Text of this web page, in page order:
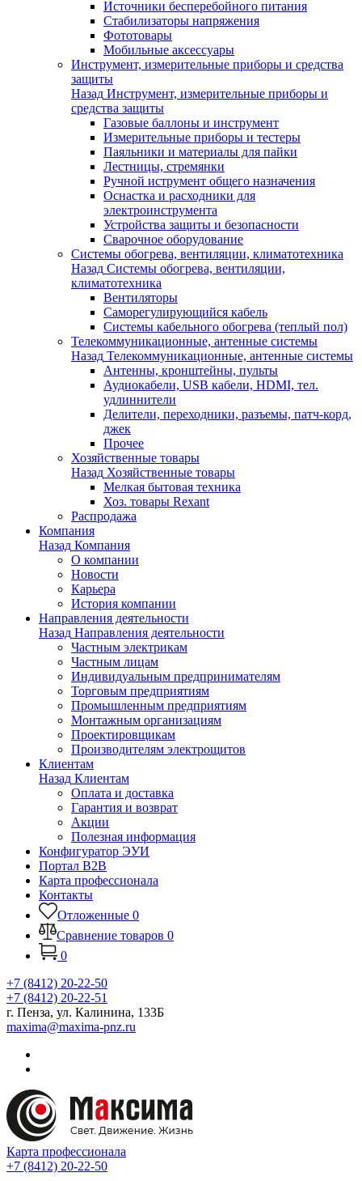
Источники бесперебойного питания
Стабилизаторы напряжения
Фототовары
Мобильные аксессуары
Инструмент, измерительные приборы и средства
защиты
Назад Инструмент, измерительные приборы и
средства защиты
Газовые баллоны и инструмент
Измерительные приборы и тестеры
Паяльники и материалы для пайки
Лестницы, стремянки
Ручной иструмент общего назначения
Оснастка и расходники для
электроинструмента
Устройства защиты и безопасности
Сварочное оборудование
Системы обогрева, вентиляции, климатотехника
Назад Системы обогрева, вентиляции,
климатотехника
Вентиляторы
Саморегулирующийся кабель
Системы кабельного обогрева (теплый пол)
Телекоммуникационные, антенные системы
Назад Телекоммуникационные, антенные системы
Антенны, кронштейны, пульты
Аудиокабели, USB кабели, HDMI, тел.
удлиннители
Делители, переходники, разъемы, патч-корд,
джек
Прочее
Хозяйственные товары
Назад Хозяйственные товары
Мелкая бытовая техника
Хоз. товары Rexant
Распродажа
Компания
Назад Компания
О компании
Новости
Карьера
История компании
Направления деятельности
Назад Направления деятельности
Частным электрикам
Частным лицам
Индивидуальным предпринимателям
Торговым предприятиям
Промышленным предприятиям
Монтажным организациям
Проектировщикам
Производителям электрощитов
Клиентам
Назад Клиентам
Оплата и доставка
Гарантия и возврат
Акции
Полезная информация
Конфигуратор ЭУИ
Портал B2B
Карта профессионала
Контакты
Отложенные 0
Сравнение товаров 0
0
+7 (8412) 20-22-50
+7 (8412) 20-22-51
г. Пенза, ул. Калинина, 133Б
maxima@maxima-pnz.ru
Карта профессионала
+7 (8412) 20-22-50